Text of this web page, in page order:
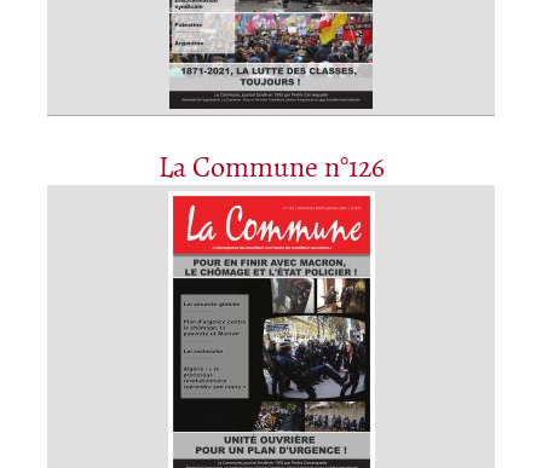
La Commune n°126